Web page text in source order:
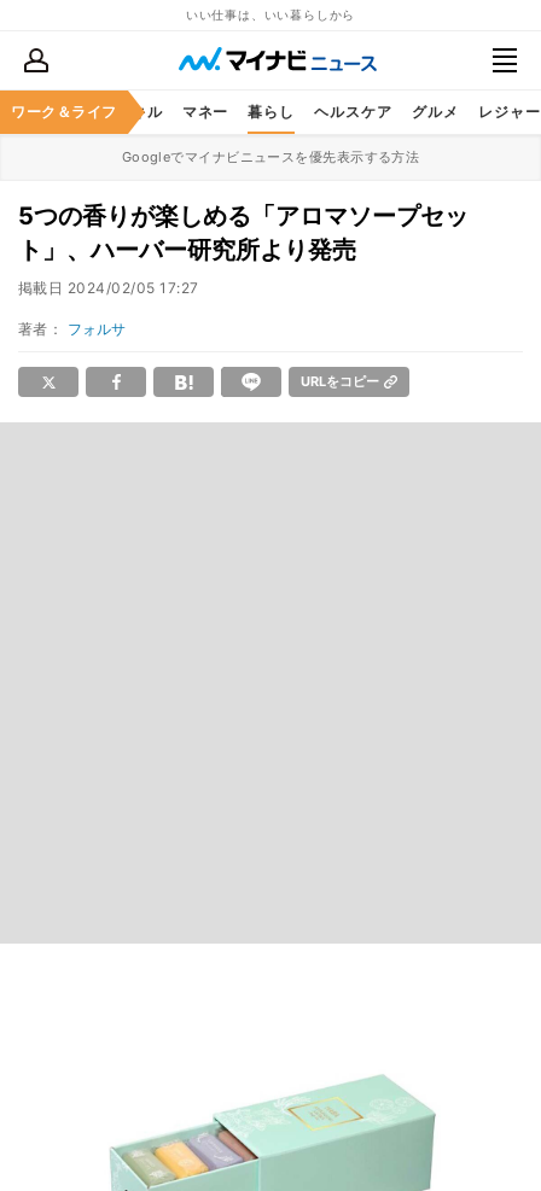
いい仕事は、いい暮らしから
ワーク＆ライフ
ア ビジネススキル マネー 暮らし ヘルスケア グルメ レジャー
Googleでマイナビニュースを優先表示する方法
5つの香りが楽しめる「アロマソープセッ
ト」、ハーバー研究所より発売
掲載日 2024/02/05 17:27
著者： フォルサ
URLをコピー